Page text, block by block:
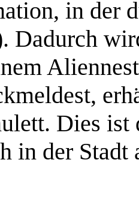
in der
Dadurch
Dies
in der Stadt